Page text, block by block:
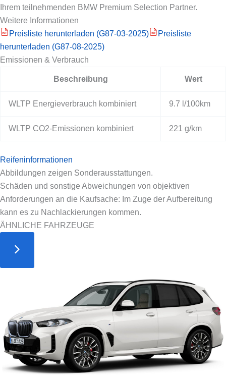
Ihrem teilnehmenden BMW Premium Selection Partner.
Weitere Informationen
PDF Preisliste herunterladen (G87-03-2025) PDF
Preisliste
herunterladen (G87-08-2025)
Emissionen & Verbrauch
Beschreibung Wert
WLTP Energieverbrauch kombiniert 9.7 l/100km
WLTP CO2-Emissionen kombiniert 221 g/km
Reifeninformationen
Abbildungen zeigen Sonderausstattungen.
Schäden und sonstige Abweichungen von objektiven
Anforderungen an die Kaufsache: Im Zuge der Aufbereitung
kann es zu Nachlackierungen kommen.
ÄHNLICHE FAHRZEUGE